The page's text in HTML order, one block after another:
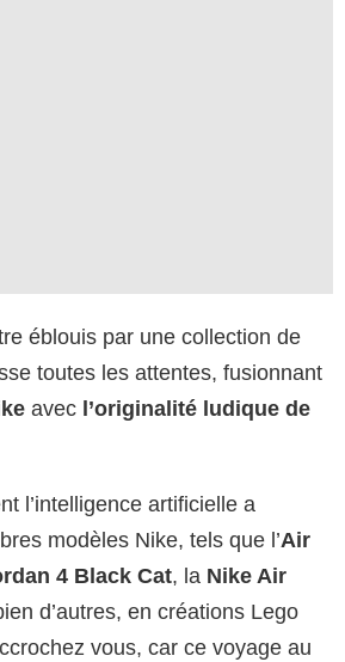
éblouis par une collection de
toutes les attentes, fusionnant
avec l’originalité ludique de
l’intelligence artificielle a
modèles Nike, tels que l’Air
4 Black Cat, la Nike Air
d’autres, en créations Lego
vous, car ce voyage au